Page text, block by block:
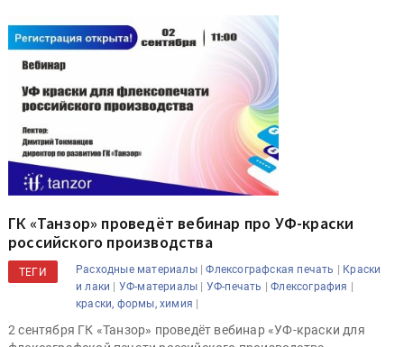
ГК «Танзор» проведёт вебинар про УФ-краски
российского производства
ТЕГИ Расходные материалы|Флексографская печать | Краски
и лаки | УФ-материалы | УФ-печать |Флексография |
краски, формы, химия |
2 сентября ГК «Танзор» проведёт вебинар «УФ-краски для